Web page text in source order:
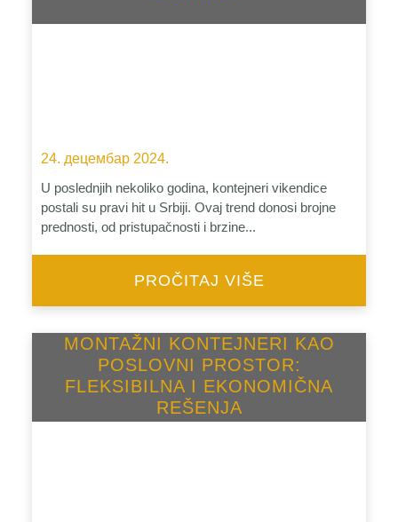
24. децембар 2024.
U poslednjih nekoliko godina, kontejneri vikendice
postali su pravi hit u Srbiji. Ovaj trend donosi brojne
prednosti, od pristupačnosti i brzine...
PROČITAJ VIŠE
MONTAŽNI KONTEJNERI KAO
POSLOVNI PROSTOR:
FLEKSIBILNA I EKONOMIČNA
REŠENJA